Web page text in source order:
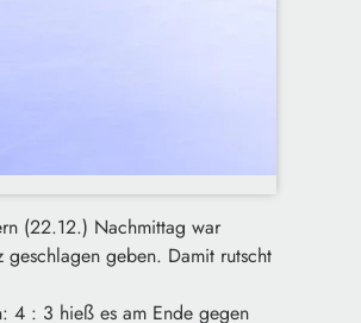
(22.12.) Nachmittag war
geben. Damit rutscht
4 : 3 hieß es am Ende gegen